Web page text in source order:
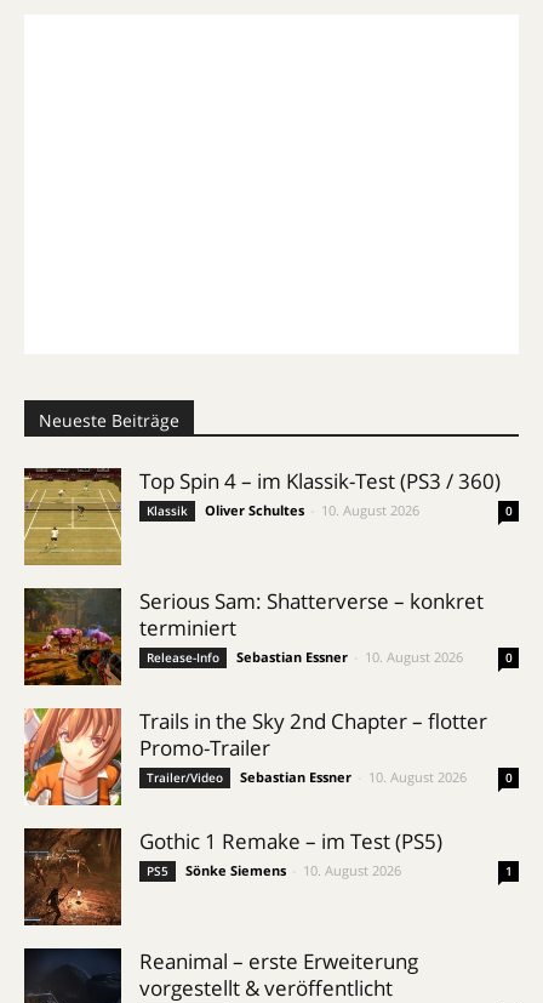
Neueste Beiträge
Top Spin 4 – im Klassik-Test (PS3 / 360)
Klassik Oliver Schultes 10. August 2026 0
Serious Sam: Shatterverse – konkret
terminiert
Release-Info Sebastian Essner 10. August 2026 0
Trails in the Sky 2nd Chapter – flotter
Promo-Trailer
Trailer/Video Sebastian Essner 10. August 2026 0
Gothic 1 Remake – im Test (PS5)
PS5 Sönke Siemens 10. August 2026 1
Reanimal – erste Erweiterung
vorgestellt & veröffentlicht